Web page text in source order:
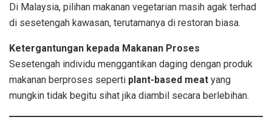
Di Malaysia, pilihan makanan vegetarian masih agak terhad
di sesetengah kawasan, terutamanya di restoran biasa.
Ketergantungan kepada Makanan Proses
Sesetengah individu menggantikan daging dengan produk
makanan berproses seperti plant-based meat yang
mungkin tidak begitu sihat jika diambil secara berlebihan.